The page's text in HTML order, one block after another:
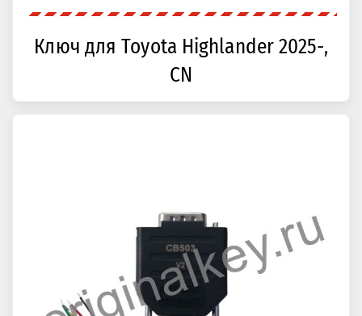
Ключ для Toyota Highlander 2025-,
CN